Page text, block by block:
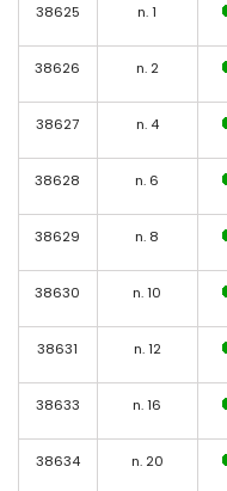
38625 n. 1
38626 n. 2
38627 n. 4
38628 n. 6
38629 n. 8
38630 n. 10
38631 n. 12
38633 n. 16
38634 n. 20